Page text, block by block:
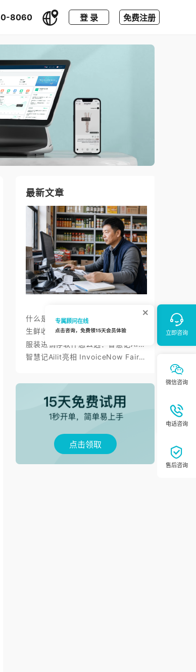
8060 登 录 免费注册
最新文章
服装进销存软件怎么选：智慧记AI批量录入、齐色齐码开单与库存管理
智慧记Ailit亮相 InvoiceNow Fair 2026，为东南亚小微商户带来“开单+电子发票”新体验
点击领取